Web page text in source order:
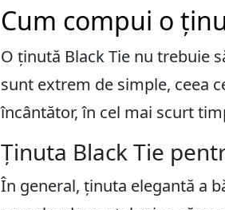
Cum compui o
O ținută Black Tie nu trebuie
sunt extrem de simple, ceea
încântător, în cel mai scurt
Ținuta Black Tie
În general, ținuta elegantă a